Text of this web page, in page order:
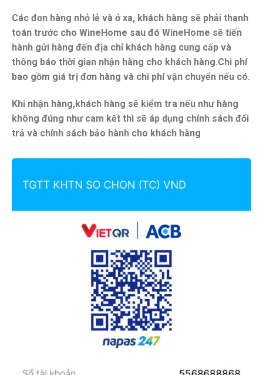
Các đơn hàng nhỏ lẻ và ở xa, khách hàng sẽ phải thanh
toán trước cho WineHome sau đó WineHome sẽ tiến
hành gửi hàng đến địa chỉ khách hàng cung cấp và
thông báo thời gian nhận hàng cho khách hàng.Chi phí
bao gồm giá trị đơn hàng và chi phí vận chuyển nếu có.
Khi nhận hàng,khách hàng sẽ kiểm tra nếu như hàng
không đúng như cam kết thì sẽ áp dụng chính sách đổi
trả và chính sách bảo hành cho khách hàng